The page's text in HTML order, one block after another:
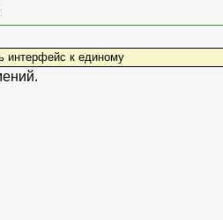
интерфейс к единому